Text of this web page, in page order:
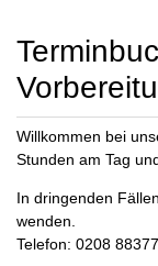
Willkommen bei
Stunden am Tag
In dringenden
wenden.
Telefon: 0208